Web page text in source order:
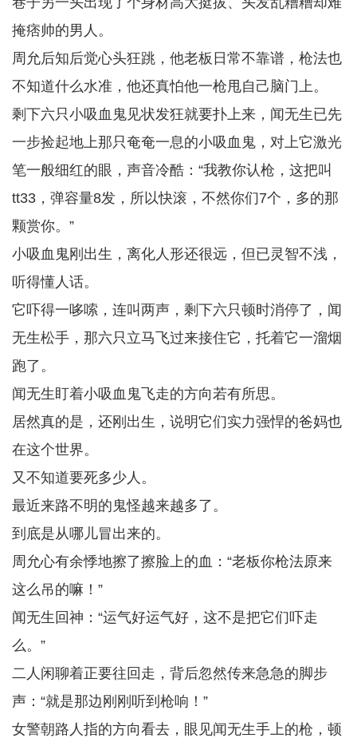
掩痞帅的男人。
周允后知后觉心头狂跳，他老板日常不靠谱，枪法也
不知道什么水准，他还真怕他一枪甩自己脑门上。
剩下六只小吸血鬼见状发狂就要扑上来，闻无生已先
一步捡起地上那只奄奄一息的小吸血鬼，对上它激光
笔一般细红的眼，声音冷酷：“我教你认枪，这把叫
tt33，弹容量8发，所以快滚，不然你们7个，多的那
颗赏你。”
小吸血鬼刚出生，离化人形还很远，但已灵智不浅，
听得懂人话。
它吓得一哆嗦，连叫两声，剩下六只顿时消停了，闻
无生松手，那六只立马飞过来接住它，托着它一溜烟
跑了。
闻无生盯着小吸血鬼飞走的方向若有所思。
居然真的是，还刚出生，说明它们实力强悍的爸妈也
在这个世界。
又不知道要死多少人。
最近来路不明的鬼怪越来越多了。
到底是从哪儿冒出来的。
周允心有余悸地擦了擦脸上的血：“老板你枪法原来
这么吊的嘛！”
闻无生回神：“运气好运气好，这不是把它们吓走
么。”
二人闲聊着正要往回走，背后忽然传来急急的脚步
声：“就是那边刚刚听到枪响！”
女警朝路人指的方向看去，眼见闻无生手上的枪，顿